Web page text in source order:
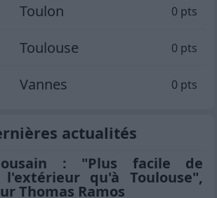
Toulon 0 pts
Toulouse 0 pts
Vannes 0 pts
actualités
: "Plus facile de
qu'à Toulouse",
Thomas Ramos